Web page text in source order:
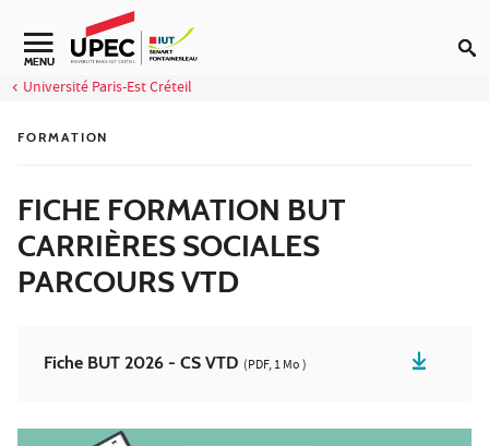
Aller au contenu
Navigation secondaire
MENU
Université Paris-Est Créteil
FORMATION
FICHE FORMATION BUT
CARRIÈRES SOCIALES
PARCOURS VTD
Fiche BUT 2026 - CS VTD (PDF, 1 Mo )